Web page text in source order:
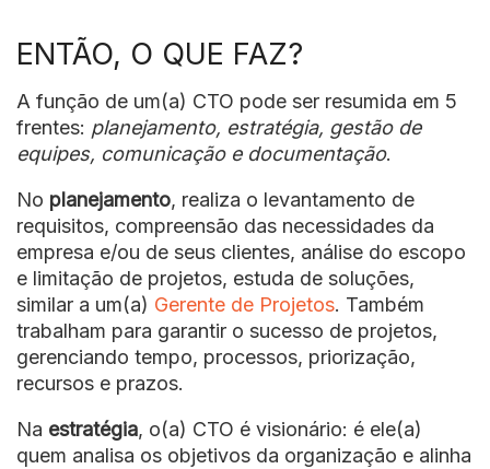
ENTÃO, O QUE FAZ?
A função de um(a) CTO pode ser resumida em 5
frentes: planejamento, estratégia, gestão de
equipes, comunicação e documentação.
No planejamento, realiza o levantamento de
requisitos, compreensão das necessidades da
empresa e/ou de seus clientes, análise do escopo
e limitação de projetos, estuda de soluções,
similar a um(a) Gerente de Projetos. Também
trabalham para garantir o sucesso de projetos,
gerenciando tempo, processos, priorização,
recursos e prazos.
Na estratégia, o(a) CTO é visionário: é ele(a)
quem analisa os objetivos da organização e alinha